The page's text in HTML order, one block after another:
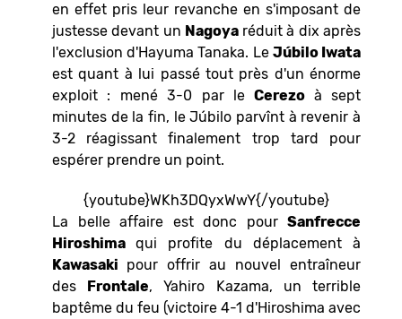
en effet pris leur revanche en s'imposant de
justesse devant un Nagoya réduit à dix après
l'exclusion d'Hayuma Tanaka. Le Júbilo Iwata
est quant à lui passé tout près d'un énorme
exploit : mené 3-0 par leCerezo à sept
minutes de la fin, le Júbilo parvînt à revenir à
3-2 réagissant finalement trop tard pour
espérer prendre un point.
{youtube}WKh3DQyxWwY{/youtube}
La belle affaire est donc pour Sanfrecce
Hiroshimaqui profite du déplacement à
Kawasaki pour offrir au nouvel entraîneur
des Frontale, Yahiro Kazama, un terrible
baptême du feu (victoire 4-1 d'Hiroshima avec